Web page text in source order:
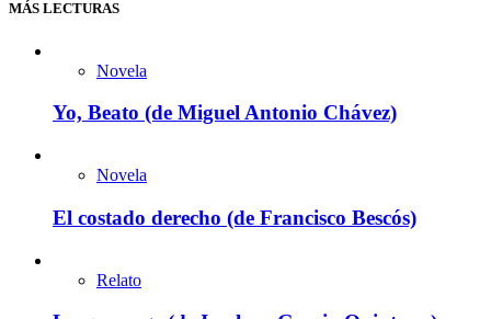
MÁS LECTURAS
Novela
Yo, Beato (de Miguel Antonio Chávez)
Novela
El costado derecho (de Francisco Bescós)
Relato